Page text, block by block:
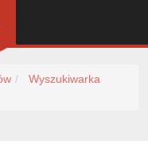
Wyszukiwarka